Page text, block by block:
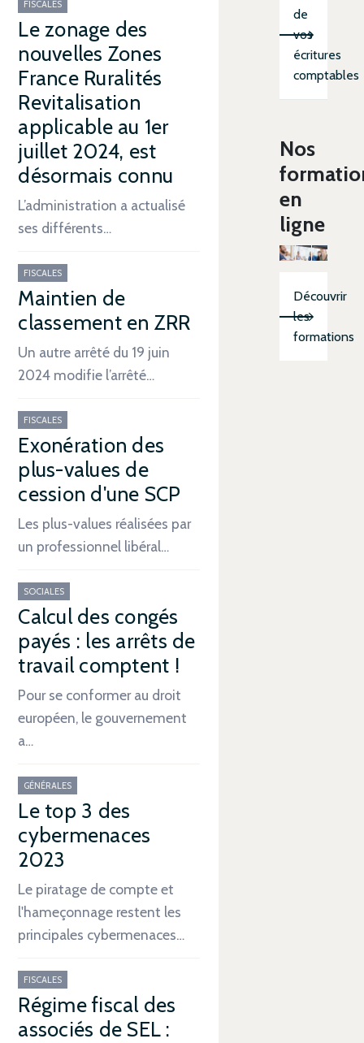
FISCALES
Le zonage des
nouvelles Zones
France Ruralités
Revitalisation
applicable au 1er
juillet 2024, est
désormais connu
L’administration a actualisé
ses différents…
FISCALES
Maintien de
classement en ZRR
Un autre arrêté du 19 juin
2024 modifie l’arrêté…
FISCALES
Exonération des
plus-values de
cession d'une SCP
Les plus-values réalisées par
un professionnel libéral…
SOCIALES
Calcul des congés
payés : les arrêts de
travail comptent !
Pour se conformer au droit
européen, le gouvernement
a…
GÉNÉRALES
Le top 3 des
cybermenaces
2023
Le piratage de compte et
l'hameçonnage restent les
principales cybermenaces…
FISCALES
Régime fiscal des
associés de SEL :
de
vos
écritures
comptables
Nos
en
ligne
Découvrir
les
formations